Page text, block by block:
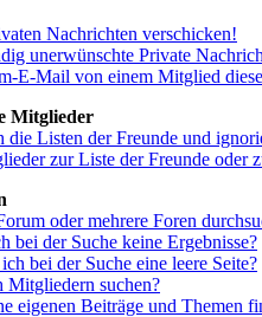
Nachrichten verschicken!
unerwünschte Private
E-Mail von einem Mitglied
Mitglieder
die Listen der Freunde und
zur Liste der Freunde oder
oder mehrere Foren
bei der Suche keine Ergebnisse?
bei der Suche eine leere Seite?
Mitgliedern suchen?
eigenen Beiträge und Themen